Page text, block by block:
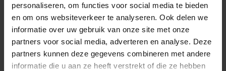
personaliseren, om functies voor social media te bieden
en om ons websiteverkeer te analyseren. Ook delen we
informatie over uw gebruik van onze site met onze
partners voor social media, adverteren en analyse. Deze
partners kunnen deze gegevens combineren met andere
informatie die u aan ze heeft verstrekt of die ze hebben